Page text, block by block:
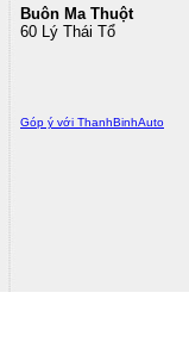
Buôn Ma Thuột
60 Lý Thái Tổ
Góp ý với ThanhBinhAuto